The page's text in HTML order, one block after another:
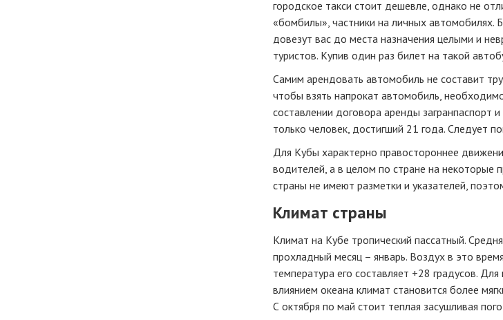
городское такси стоит дешевле, однако не
«бомбилы», частники на личных автомобилях.
довезут вас до места назначения целыми и
туристов. Купив один раз билет на такой
Самим арендовать автомобиль не составит
чтобы взять напрокат автомобиль,
составлении договора аренды
только человек, достигший 21 года. Следует
Для Кубы характерно правостороннее
водителей, а в целом по стране на некоторые
страны не имеют разметки и указателей,
Климат страны
Климат на Кубе тропический пассатный.
прохладный месяц – январь. Воздух в это
температура его составляет +28 градусов.
влиянием океана климат становится более
С октября по май стоит теплая засушливая